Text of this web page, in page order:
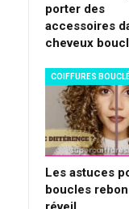
porter des
accessoires
cheveux
COIFFURES
Les astuces
boucles